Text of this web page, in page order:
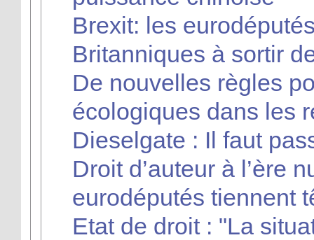
Brexit: les
Britanniques à sortir
De nouvelles règles
écologiques dans les
Dieselgate : Il faut
Droit d’auteur à l’ère
eurodéputés tiennent
Etat de droit : "La